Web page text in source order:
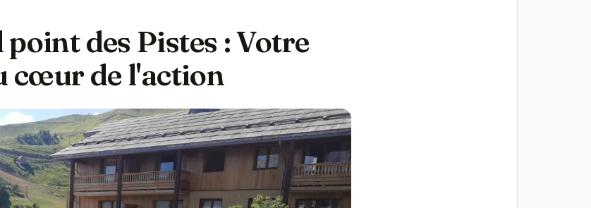
des Pistes : Votre
cœur de l'action